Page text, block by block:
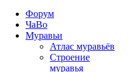
Форум
ЧаВо
Муравьи
Атлас муравьёв
Строение
муравья